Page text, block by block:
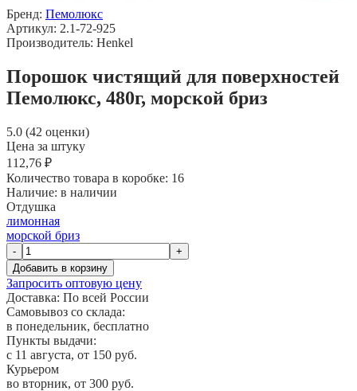
Бренд: Пемолюкс
Артикул: 2.1-72-925
Производитель: Henkel
Порошок чистящий для поверхностей
Пемолюкс, 480г, морской бриз
5.0 (42 оценки)
Цена за штуку
112,76 ₽
Количество товара в коробке: 16
Наличие: в наличии
Отдушка
лимонная
морской бриз
-
+
Добавить в корзину
Запросить оптовую цену
Доставка: По всей России
Самовывоз со склада:
в понедельник, бесплатно
Пункты выдачи:
c 11 августа, от 150 руб.
Курьером
во вторник, от 300 руб.